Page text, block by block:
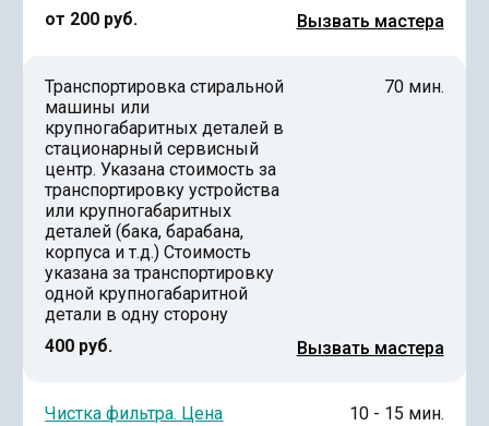
от 200 руб.
Вызвать мастера
Транспортировка стиральной
машины или
крупногабаритных деталей в
стационарный сервисный
центр. Указана стоимость за
транспортировку устройства
или крупногабаритных
деталей (бака, барабана,
корпуса и т.д.) Стоимость
указана за транспортировку
одной крупногабаритной
детали в одну сторону
400 руб.
70 мин.
Вызвать мастера
Чистка фильтра. Цена
10 - 15 мин.